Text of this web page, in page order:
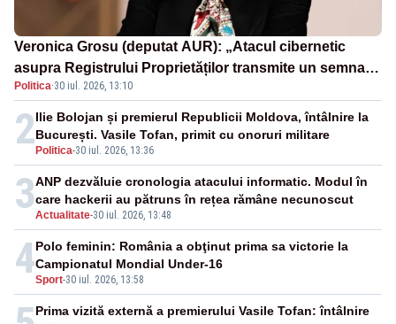
Veronica Grosu (deputat AUR): „Atacul cibernetic
asupra Registrului Proprietăților transmite un semnal
de neîncredere investitorilor”
Politica·30 iul. 2026, 13:10
2 Politica-30 iul. 2026, 13:36
Ilie Bolojan și premierul Republicii Moldova, întâlnire la
București. Vasile Tofan, primit cu onoruri militare
3Actualitate-30 iul. 2026, 13:48
ANP dezvăluie cronologia atacului informatic. Modul în
care hackerii au pătruns în rețea rămâne necunoscut
4Sport-30 iul. 2026, 13:58
Polo feminin: România a obţinut prima sa victorie la
Campionatul Mondial Under-16
Prima vizită externă a premierului Vasile Tofan: întâlnire